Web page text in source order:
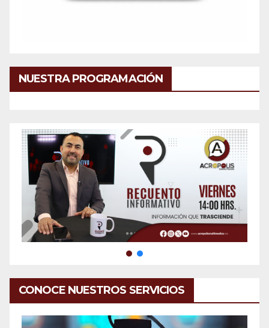
NUESTRA PROGRAMACIÓN
CONOCE NUESTROS SERVICIOS